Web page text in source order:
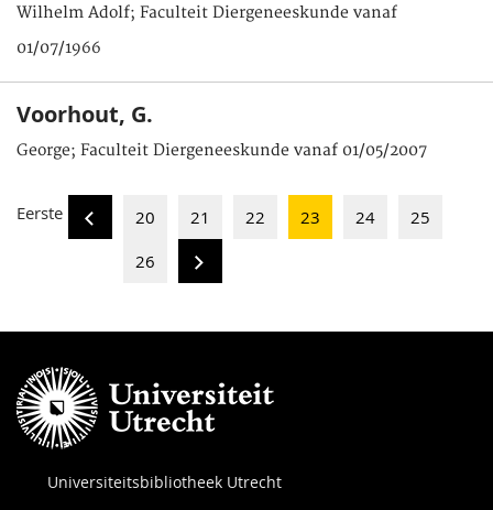
Wilhelm Adolf; Faculteit Diergeneeskunde vanaf
01/07/1966
Voorhout, G.
George; Faculteit Diergeneeskunde vanaf 01/05/2007
Eerste 20 21 22 23 24
25
26
Universiteitsbibliotheek Utrecht